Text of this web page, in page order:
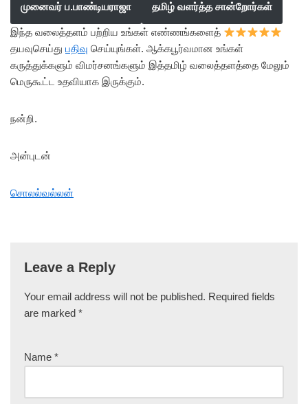
முனைவர் ப.பாண்டியராஜா தமிழ் வளர்த்த சான்றோர்கள்
இந்த வலைத்தளம் பற்றிய உங்கள் எண்ணங்களைத்
தயவுசெய்து பதிவு செய்யுங்கள். ஆக்கபூர்வமான உங்கள்
கருத்துக்களும் விமர்சனங்களும் இத்தமிழ் வலைத்தளத்தை மேலும்
மெருகூட்ட உதவியாக இருக்கும்.
நன்றி.
அன்புடன்
சொலல்வல்லன்
Leave a Reply
Your email address will not be published. Required fields
are marked *
Name *